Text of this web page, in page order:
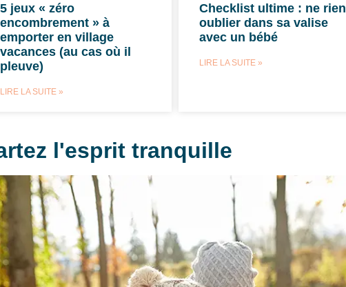
5 jeux « zéro
encombrement » à
emporter en village
vacances (au cas où il
pleuve)
LIRE LA SUITE »
Checklist ultime : ne rien
oublier dans sa valise
avec un bébé
LIRE LA SUITE »
l'esprit tranquille